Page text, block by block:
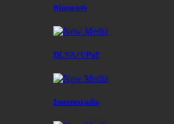
Bluetooth
DLNA / UPnP
Internetradio